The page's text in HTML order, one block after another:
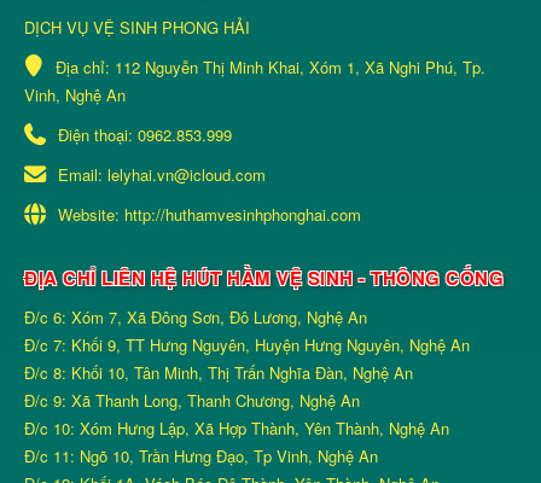
DỊCH VỤ VỆ SINH PHONG HẢI
Địa chỉ: 112 Nguyễn Thị Minh Khai, Xóm 1, Xã Nghi Phú, Tp.
Vinh, Nghệ An
Điện thoại: 0962.853.999
Email: lelyhai.vn@icloud.com
Website: http://huthamvesinhphonghai.com
ĐỊA CHỈ LIÊN HỆ HÚT HẦM VỆ SINH - THÔNG CỐNG
Đ/c 6: Xóm 7, Xã Đông Sơn, Đô Lương, Nghệ An
Đ/c 7: Khối 9, TT Hưng Nguyên, Huyện Hưng Nguyên, Nghệ An
Đ/c 8: Khối 10, Tân Minh, Thị Trấn Nghĩa Đàn, Nghệ An
Đ/c 9: Xã Thanh Long, Thanh Chương, Nghệ An
Đ/c 10: Xóm Hưng Lập, Xã Hợp Thành, Yên Thành, Nghệ An
Đ/c 11: Ngõ 10, Trần Hưng Đạo, Tp Vinh, Nghệ An